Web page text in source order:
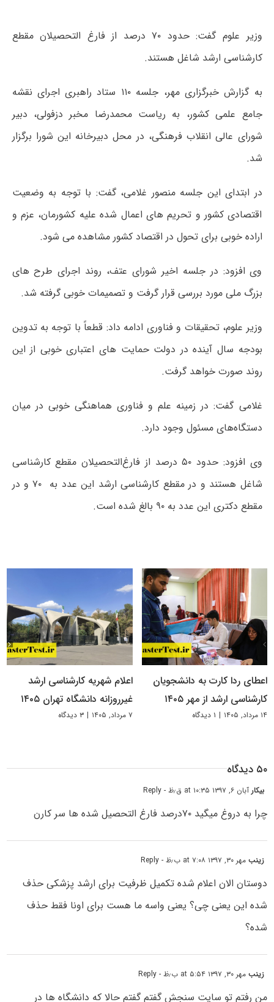
وزیر علوم گفت: حدود ۷۰ درصد از فارغ‌ التحصیلان مقطع
کارشناسی ارشد شاغل هستند.
به گزارش خبرگزاری مهر، جلسه ۱۱۰ ستاد راهبری اجرای نقشه
جامع علمی کشور، به ریاست محمدرضا مخبر دزفولی، دبیر
شورای عالی انقلاب فرهنگی، در محل دبیرخانه این شورا برگزار
شد.
در ابتدای این جلسه منصور غلامی، گفت: با توجه به وضعیت
اقتصادی کشور و تحریم های اعمال شده علیه کشورمان، عزم و
اراده خوبی برای تحول در اقتصاد کشور مشاهده می شود.
وی افزود: در جلسه اخیر شورای عتف، روند اجرای طرح های
بزرگ ملی مورد بررسی قرار گرفت و تصمیمات خوبی گرفته شد.
وزیر علوم، تحقیقات و فناوری ادامه داد: قطعاً با توجه به تدوین
بودجه سال آینده در دولت حمایت های اعتباری خوبی از این
روند صورت خواهد گرفت.
غلامی گفت: در زمینه علم و فناوری هماهنگی خوبی در میان
دستگاه‌های مسئول وجود دارد.
وی افزود: حدود ۵۰ درصد از فارغ‌التحصیلان مقطع کارشناسی
شاغل هستند و در مقطع کارشناسی ارشد این عدد به ۷۰ و در
مقطع دکتری این عدد به ۹۰ بالغ شده است.
اعطای ردا کارت به دانشجویان
کارشناسی ارشد از مهر ۱۴۰۵
۱۴ مرداد, ۱۴۰۵ | ۱ دیدگاه
اعلام شهریه کارشناسی ارشد
غیرروزانه دانشگاه تهران ۱۴۰۵
۷ مرداد, ۱۴۰۵ | ۳ دیدگاه
۵۰ دیدگاه
بیکارآبان ۶, ۱۳۹۷ at ۱۰:۳۵ ق٫ظ - Reply
چرا به دروغ میگید ۷۰درصد فارغ التحصیل شده ها سر کارن
زینبمهر ۳۰, ۱۳۹۷ at ۷:۰۸ ب٫ظ - Reply
دوستان الان اعلام شده تکمیل ظرفیت برای ارشد پزشکی حذف
شده این یعنی چی؟ یعنی واسه ما هست برای اونا فقط حذف
شده؟
زینبمهر ۳۰, ۱۳۹۷ at ۵:۵۴ ب٫ظ - Reply
من رفتم تو سایت سنجش گفتم گفتم حالا که دانشگاه ها در